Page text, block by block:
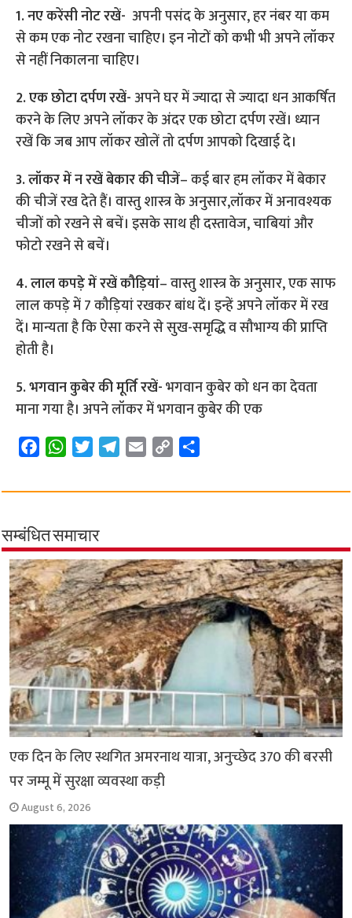
1. नए करेंसी नोट रखें- अपनी पसंद के अनुसार, हर नंबर या कम
से कम एक नोट रखना चाहिए। इन नोटों को कभी भी अपने लॉकर
से नहीं निकालना चाहिए।
2. एक छोटा दर्पण रखें-अपने घर में ज्यादा से ज्यादा धन आकर्षित
करने के लिए अपने लॉकर के अंदर एक छोटा दर्पण रखें। ध्यान
रखें कि जब आप लॉकर खोलें तो दर्पण आपको दिखाई दे।
3. लॉकर में न रखें बेकार की चीजें– कई बार हम लॉकर में बेकार
की चीजें रख देते हैं। वास्तु शास्त्र के अनुसार,लॉकर में अनावश्यक
चीजों को रखने से बचें। इसके साथ ही दस्तावेज, चाबियां और
फोटो रखने से बचें।
4. लाल कपड़े में रखें कौड़ियां– वास्तु शास्त्र के अनुसार, एक साफ
लाल कपड़े में 7 कौड़ियां रखकर बांध दें। इन्हें अपने लॉकर में रख
दें। मान्यता है कि ऐसा करने से सुख-समृद्धि व सौभाग्य की प्राप्ति
होती है।
5. भगवान कुबेर की मूर्ति रखें-भगवान कुबेर को धन का देवता
माना गया है। अपने लॉकर में भगवान कुबेर की एक
c
b
o
o
k
W
a
s
A
p
p
i
t
e
r
l
r
a
m
a
p
i
n
k
a
सम्बंधित समाचार
एक दिन के लिए स्थगित अमरनाथ यात्रा, अनुच्छेद 370 की बरसी
पर जम्मू में सुरक्षा व्यवस्था कड़ी
August 6, 2026